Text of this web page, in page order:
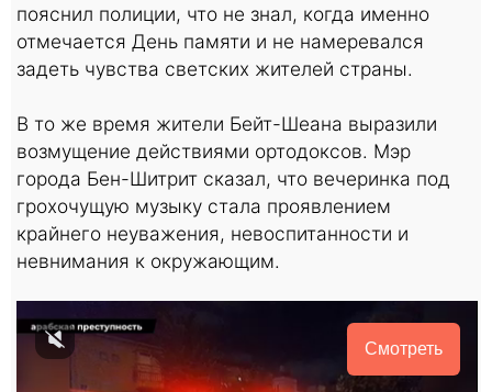
пояснил полиции, что не знал, когда именно
отмечается День памяти и не намеревался
задеть чувства светских жителей страны.
В то же время жители Бейт-Шеана выразили
возмущение действиями ортодоксов. Мэр
города Бен-Шитрит сказал, что вечеринка под
грохочущую музыку стала проявлением
крайнего неуважения, невоспитанности и
невнимания к окружающим.
Смотреть